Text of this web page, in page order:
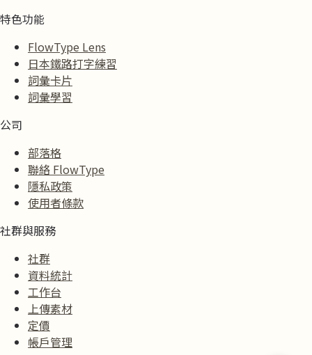
特色功能
FlowType Lens
日本鐵路打字練習
詞彙卡片
詞彙學習
公司
部落格
聯絡 FlowType
隱私政策
使用者條款
社群與服務
社群
資料統計
工作台
上傳素材
定價
帳戶管理